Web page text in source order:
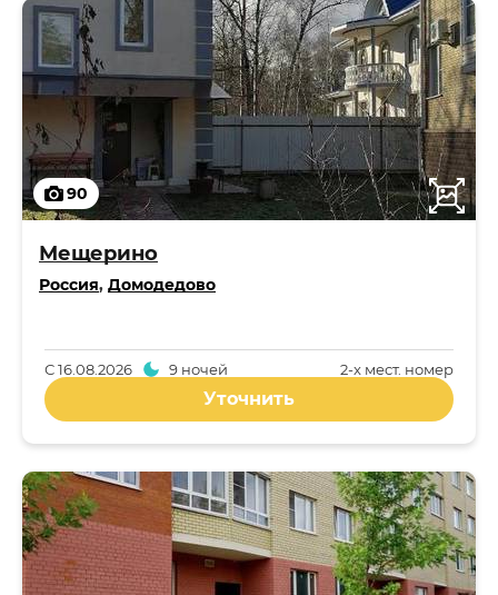
90
Мещерино
Россия, Домодедово
2-x мест. номер
С16.08.2026 9 ночей
Уточнить